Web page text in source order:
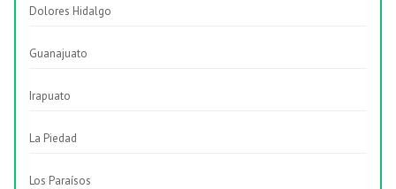
Dolores Hidalgo
Guanajuato
Irapuato
La Piedad
Los Paraísos